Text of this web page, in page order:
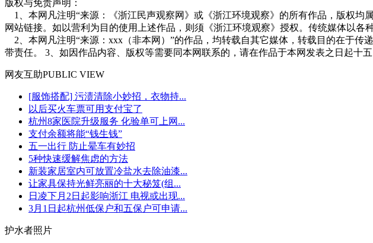
版权与免责声明：
1、本网凡注明“来源：《浙江民声观察网》或《浙江环境观察》的所有作品，版权
网站链接。如以营利为目的使用上述作品，则须《浙江环境观察》授权。传统媒体以各
2、本网凡注明“来源：xxx（非本网）”的作品，均转载自其它媒体，转载目的在于
带责任。 3、如因作品内容、版权等需要同本网联系的，请在作品于本网发表之日起十
网友互助PUBLIC VIEW
[服饰搭配] 污渍清除小妙招，衣物持...
以后买火车票可用支付宝了
杭州8家医院升级服务 化验单可上网...
支付余额将能“钱生钱”
五一出行 防止晕车有妙招
5种快速缓解焦虑的方法
新装家居室内可放置冷盐水去除油漆...
让家具保持光鲜亮丽的十大秘笈(组...
日凌下月2日起影响浙江 电视或出现...
3月1日起杭州低保户和五保户可申请...
护水者照片